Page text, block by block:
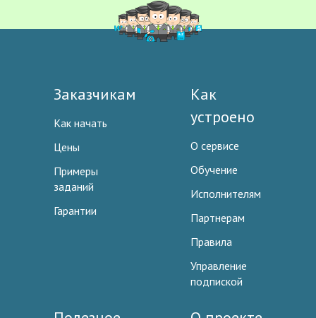
Заказчикам
Как начать
Цены
Примеры
заданий
Гарантии
Как
устроено
О сервисе
Обучение
Исполнителям
Партнерам
Правила
Управление
подпиской